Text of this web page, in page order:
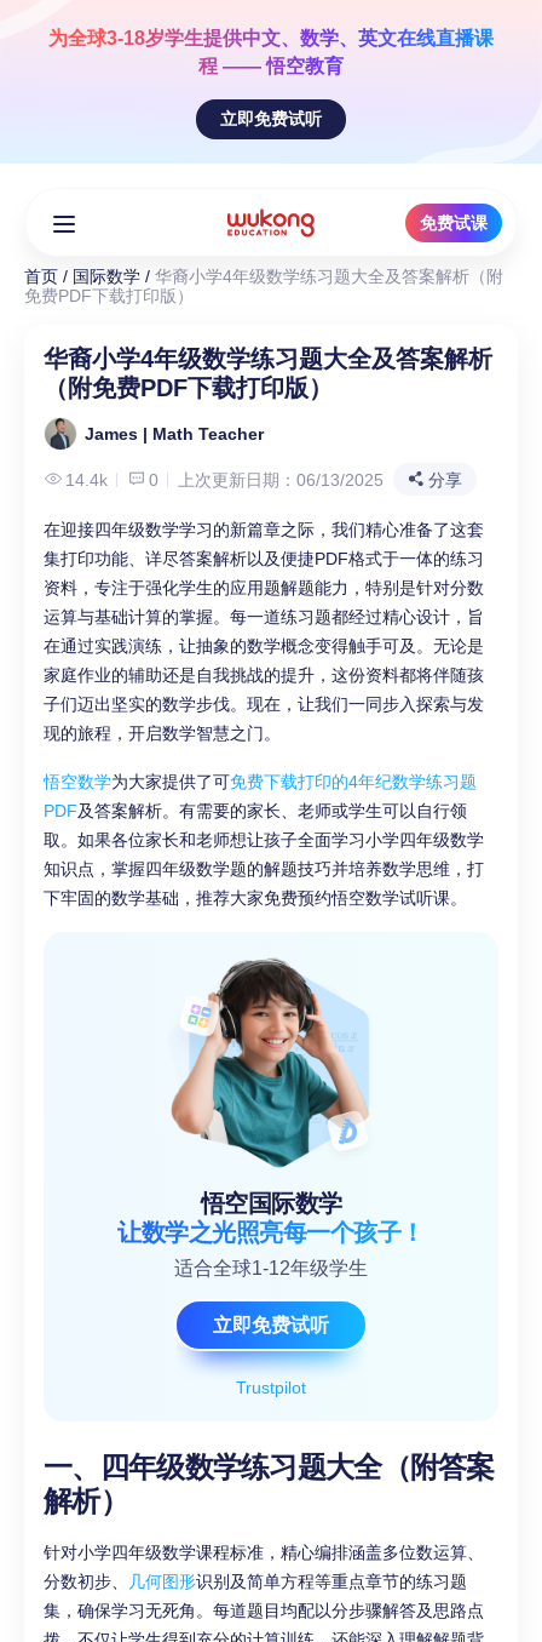
为全球3-18岁学生提供中文、数学、英文在线直播课
程 —— 悟空教育
立即免费试听
免费试课
首页 / 国际数学 / 华裔小学4年级数学练习题大全及答案解析（附
免费PDF下载打印版）
华裔小学4年级数学练习题大全及答案解析
（附免费PDF下载打印版）
James | Math Teacher
14.4k 0 上次更新日期：06/13/2025 分享
在迎接四年级数学学习的新篇章之际，我们精心准备了这套
集打印功能、详尽答案解析以及便捷PDF格式于一体的练习
资料，专注于强化学生的应用题解题能力，特别是针对分数
运算与基础计算的掌握。每一道练习题都经过精心设计，旨
在通过实践演练，让抽象的数学概念变得触手可及。无论是
家庭作业的辅助还是自我挑战的提升，这份资料都将伴随孩
子们迈出坚实的数学步伐。现在，让我们一同步入探索与发
现的旅程，开启数学智慧之门。
悟空数学为大家提供了可免费下载打印的4年纪数学练习题
PDF及答案解析。有需要的家长、老师或学生可以自行领
取。如果各位家长和老师想让孩子全面学习小学四年级数学
知识点，掌握四年级数学题的解题技巧并培养数学思维，打
下牢固的数学基础，推荐大家免费预约悟空数学试听课。
Trustpilot
悟空国际数学
让数学之光照亮每一个孩子！
适合全球1-12年级学生
立即免费试听
一、四年级数学练习题大全（附答案
解析）
针对小学四年级数学课程标准，精心编排涵盖多位数运算、
分数初步、
几何图形识别及简单方程等重点章节的练习题
集，确保学习无死角。每道题目均配以分步骤解答及思路点